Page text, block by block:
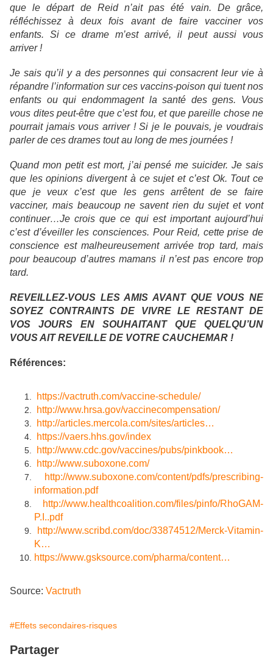
que le départ de Reid n’ait pas été vain. De grâce,
réfléchissez à deux fois avant de faire vacciner vos
enfants. Si ce drame m’est arrivé, il peut aussi vous
arriver !
Je sais qu’il y a des personnes qui consacrent leur vie à
répandre l’information sur ces vaccins-poison qui tuent nos
enfants ou qui endommagent la santé des gens. Vous
vous dites peut-être que c’est fou, et que pareille chose ne
pourrait jamais vous arriver ! Si je le pouvais, je voudrais
parler de ces drames tout au long de mes journées !
Quand mon petit est mort, j’ai pensé me suicider. Je sais
que les opinions divergent à ce sujet et c’est Ok. Tout ce
que je veux c’est que les gens arrêtent de se faire
vacciner, mais beaucoup ne savent rien du sujet et vont
continuer…Je crois que ce qui est important aujourd’hui
c’est d’éveiller les consciences. Pour Reid, cette prise de
conscience est malheureusement arrivée trop tard, mais
pour beaucoup d’autres mamans il n’est pas encore trop
tard.
REVEILLEZ-VOUS LES AMIS AVANT QUE VOUS NE
SOYEZ CONTRAINTS DE VIVRE LE RESTANT DE
VOS JOURS EN SOUHAITANT QUE QUELQU’UN
VOUS AIT REVEILLE DE VOTRE CAUCHEMAR !
Références:
https://vactruth.com/vaccine-schedule/
http://www.hrsa.gov/vaccinecompensation/
http://articles.mercola.com/sites/articles…
https://vaers.hhs.gov/index
http://www.cdc.gov/vaccines/pubs/pinkbook…
http://www.suboxone.com/
http://www.suboxone.com/content/pdfs/prescribing-
information.pdf
http://www.healthcoalition.com/files/pinfo/RhoGAM-
P.I..pdf
http://www.scribd.com/doc/33874512/Merck-Vitamin-
K…
https://www.gsksource.com/pharma/content…
Source: Vactruth
#Effets secondaires-risques
Partager